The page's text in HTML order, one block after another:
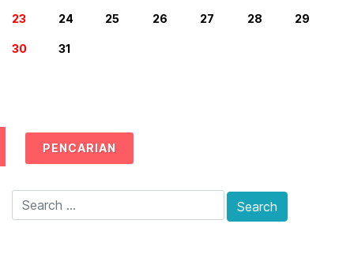
23 24 25 26 27 28 29
30 31
PENCARIAN